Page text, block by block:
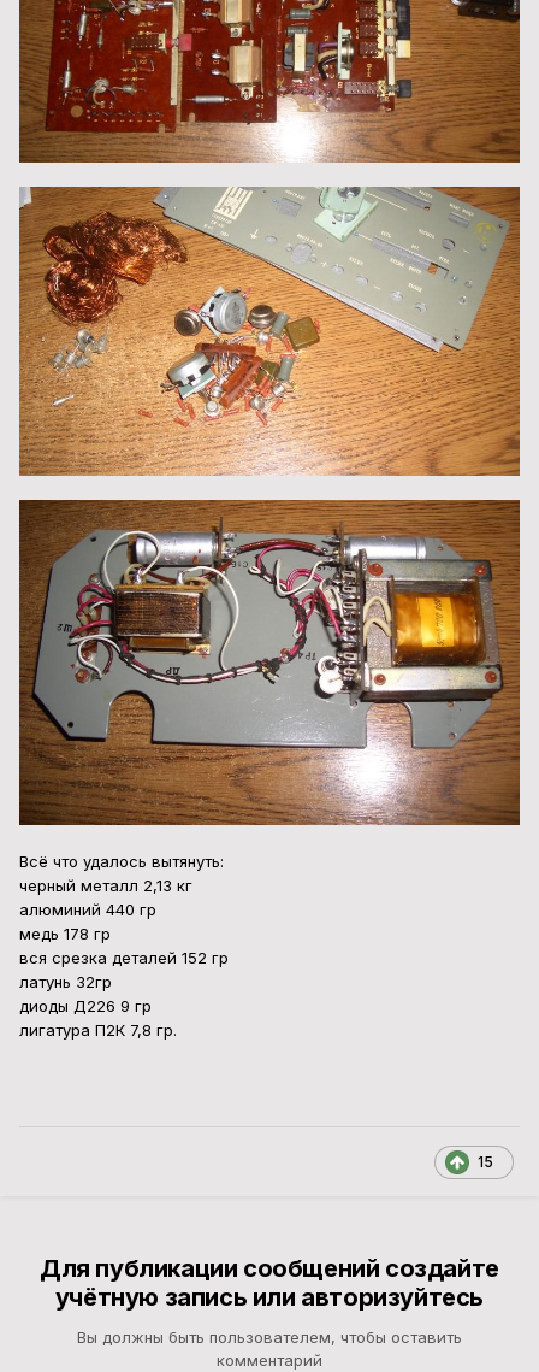
Всё что удалось вытянуть:
черный металл 2,13 кг
алюминий 440 гр
медь 178 гр
вся срезка деталей 152 гр
латунь 32гр
диоды Д226 9 гр
лигатура П2К 7,8 гр.
15
Для публикации сообщений создайте
учётную запись или авторизуйтесь
Вы должны быть пользователем, чтобы оставить
комментарий